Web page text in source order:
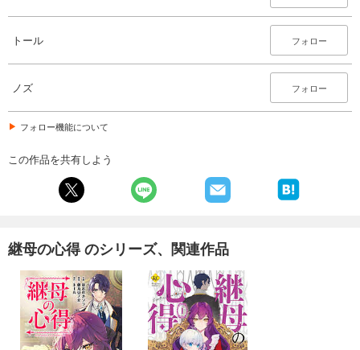
トール フォロー
ノズ フォロー
フォロー機能について
この作品を共有しよう
継母の心得 のシリーズ、関連作品